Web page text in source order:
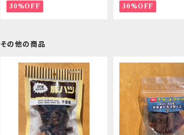
30%OFF 30%OFF
その他の商品